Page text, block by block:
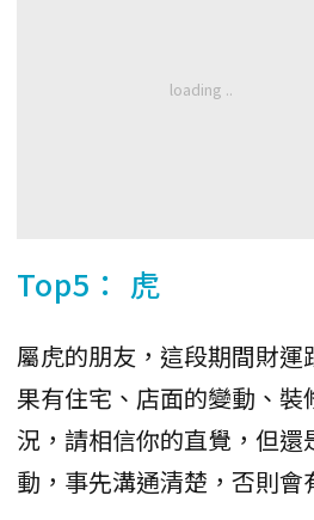
Top5： 虎
屬虎的朋友，這段期間財運
果有住宅、店面的變動、裝
況，請相信你的直覺，但還
動，事先溝通清楚，否則會